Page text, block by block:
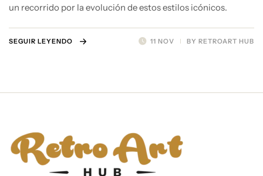
un recorrido por la evolución de estos estilos icónicos.
11 NOV BY RETROART HUB
SEGUIR LEYENDO